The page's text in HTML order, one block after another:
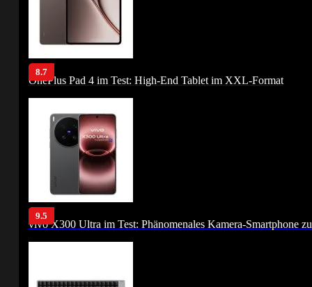
8.7
OnePlus Pad 4 im Test: High-End Tablet im XXL-Format
9.5
vivo X300 Ultra im Test: Phänomenales Kamera-Smartphone